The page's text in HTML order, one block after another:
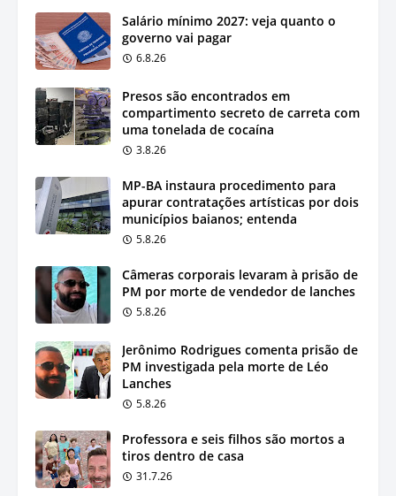
Salário mínimo 2027: veja quanto o
governo vai pagar
6.8.26
Presos são encontrados em
compartimento secreto de carreta com
uma tonelada de cocaína
3.8.26
MP-BA instaura procedimento para
apurar contratações artísticas por dois
municípios baianos; entenda
5.8.26
Câmeras corporais levaram à prisão de
PM por morte de vendedor de lanches
5.8.26
Jerônimo Rodrigues comenta prisão de
PM investigada pela morte de Léo
Lanches
5.8.26
Professora e seis filhos são mortos a
tiros dentro de casa
31.7.26